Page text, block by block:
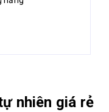
nhiên giá rẻ